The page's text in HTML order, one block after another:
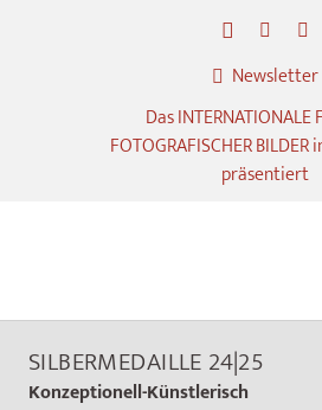
Newsletter
Das INTERNATIONALE
FOTOGRAFISCHER
präsentiert
SILBERMEDAILLE 24|25
Konzeptionell-Künstlerisch